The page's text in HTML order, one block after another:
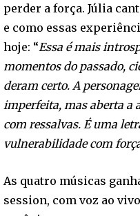
perder a força. Júlia
e como essas
hoje: “Essa é mais
momentos do passado,
deram certo. A
imperfeita, mas aberta a
com ressalvas. É uma
vulnerabilidade com
As quatro músicas
session, com voz ao